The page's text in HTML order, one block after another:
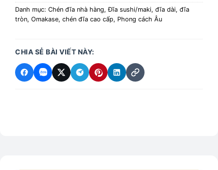
Danh mục: Chén đĩa nhà hàng,Đĩa sushi/maki, đĩa dài, đĩa
tròn, Omakase, chén đĩa cao cấp, Phong cách Âu
CHIA SẺ BÀI VIẾT NÀY: